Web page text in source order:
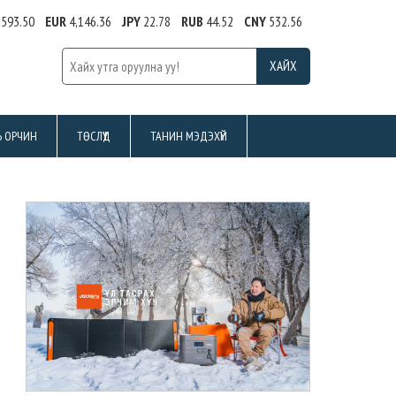
EUR4,146.36 JPY22.78 RUB 44.52 CNY532.56
ОРЧИН ТӨСЛҮҮД ТАНИН МЭДЭХҮЙ